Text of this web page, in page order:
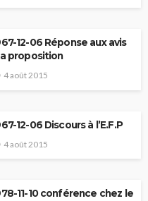
12-06 Réponse aux avis
proposition
4 août 2015
12-06 Discours à l’E.F.P
4 août 2015
11-10 conférence chez le